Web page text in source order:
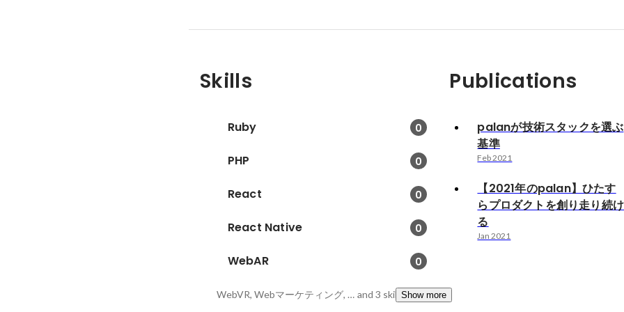
Skills
Ruby 0
PHP 0
React 0
React Native 0
WebAR 0
WebVR, Webマーケティング, SEO/SEM and 3 skillsShow more
Publications
palanが技術スタックを選ぶ
基準
Feb 2021
【2021年のpalan】ひたす
らプロダクトを創り走り続け
る
Jan 2021